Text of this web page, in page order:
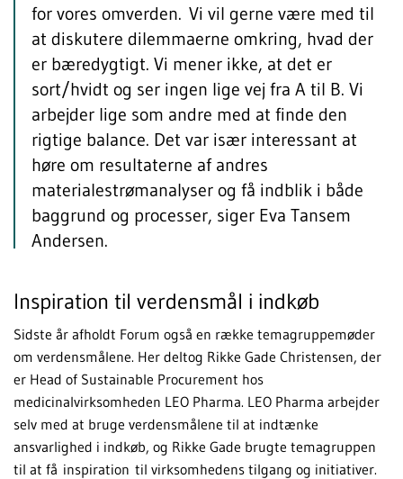
for vores omverden. Vi vil gerne være med til
at diskutere dilemmaerne omkring, hvad der
er bæredygtigt. Vi mener ikke, at det er
sort/hvidt og ser ingen lige vej fra A til B. Vi
arbejder lige som andre med at finde den
rigtige balance. Det var især interessant at
høre om resultaterne af andres
materialestrømanalyser og få indblik i både
baggrund og processer, siger Eva Tansem
Andersen.
Inspiration til verdensmål i indkøb
Sidste år afholdt Forum også en række temagruppemøder
om verdensmålene. Her deltog Rikke Gade Christensen, der
er Head of Sustainable Procurement hos
medicinalvirksomheden LEO Pharma. LEO Pharma arbejder
selv med at bruge verdensmålene til at indtænke
ansvarlighed i indkøb, og Rikke Gade brugte temagruppen
til at få inspiration til virksomhedens tilgang og initiativer.